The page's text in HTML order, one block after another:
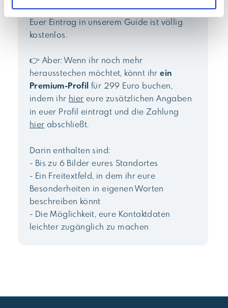
empfohlen!
Euer Eintrag in unserem Guide ist völlig
kostenlos.
👉 Aber: Wenn ihr noch mehr
herausstechen möchtet, könnt ihrein
Premium-Profil für 299 Euro buchen,
indem ihr hier eure zusätzlichen Angaben
in euer Profil eintragt und die Zahlung
hier abschließt.
Darin enthalten sind:
- Bis zu 6 Bilder eures Standortes
- Ein Freitextfeld, in dem ihr eure
Besonderheiten in eigenen Worten
beschreiben könnt
- Die Möglichkeit, eure Kontaktdaten
leichter zugänglich zu machen